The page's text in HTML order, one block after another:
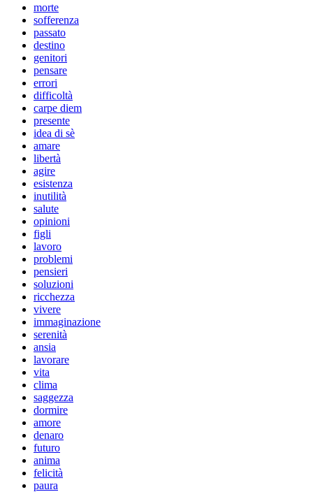
morte
sofferenza
passato
destino
genitori
pensare
errori
difficoltà
carpe diem
presente
idea di sè
amare
libertà
agire
esistenza
inutilità
salute
opinioni
figli
lavoro
problemi
pensieri
soluzioni
ricchezza
vivere
immaginazione
serenità
ansia
lavorare
vita
clima
saggezza
dormire
amore
denaro
futuro
anima
felicità
paura